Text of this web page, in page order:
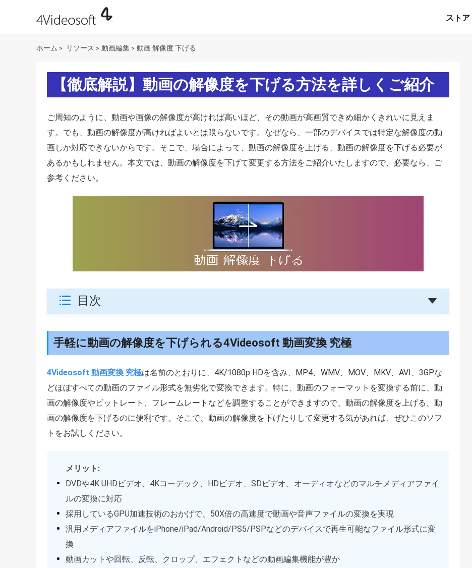
ストア
ホーム > リソース > 動画編集 > 動画 解像度 下げる
【徹底解説】動画の解像度を下げる方法を詳しくご紹介
ご周知のように、動画や画像の解像度が高ければ高いほど、その動画が高画質できめ細かくきれいに見えま
す。でも、動画の解像度が高ければよいとは限らないです。なぜなら、一部のデバイスでは特定な解像度の動
画しか対応できないからです。そこで、場合によって、動画の解像度を上げる、動画の解像度を下げる必要が
あるかもしれません。本文では、動画の解像度を下げて変更する方法をご紹介いたしますので、必要なら、ご
参考ください。
目次
手軽に動画の解像度を下げられる4Videosoft 動画変換 究極
4Videosoft 動画変換 究極は名前のとおりに、4K/1080p HDを含み、MP4、WMV、MOV、MKV、AVI、3GPな
どほぼすべての動画のファイル形式を無劣化で変換できます。特に、動画のフォーマットを変換する前に、動
画の解像度やビットレート、フレームレートなどを調整することができますので、動画の解像度を上げる、動
画の解像度を下げるのに便利です。そこで、動画の解像度を下げたりして変更する気があれば、ぜひこのソフ
トをお試しください。
メリット:
DVDや4K UHDビデオ、4Kコーデック、HDビデオ、SDビデオ、オーディオなどのマルチメディアファイ
ルの変換に対応
採用しているGPU加速技術のおかげで、50X倍の高速度で動画や音声ファイルの変換を実現
汎用メディアファイルをiPhone/iPad/Android/PS5/PSPなどのデバイスで再生可能なファイル形式に変
換
動画カットや回転、反転、クロップ、エフェクトなどの動画編集機能が豊か